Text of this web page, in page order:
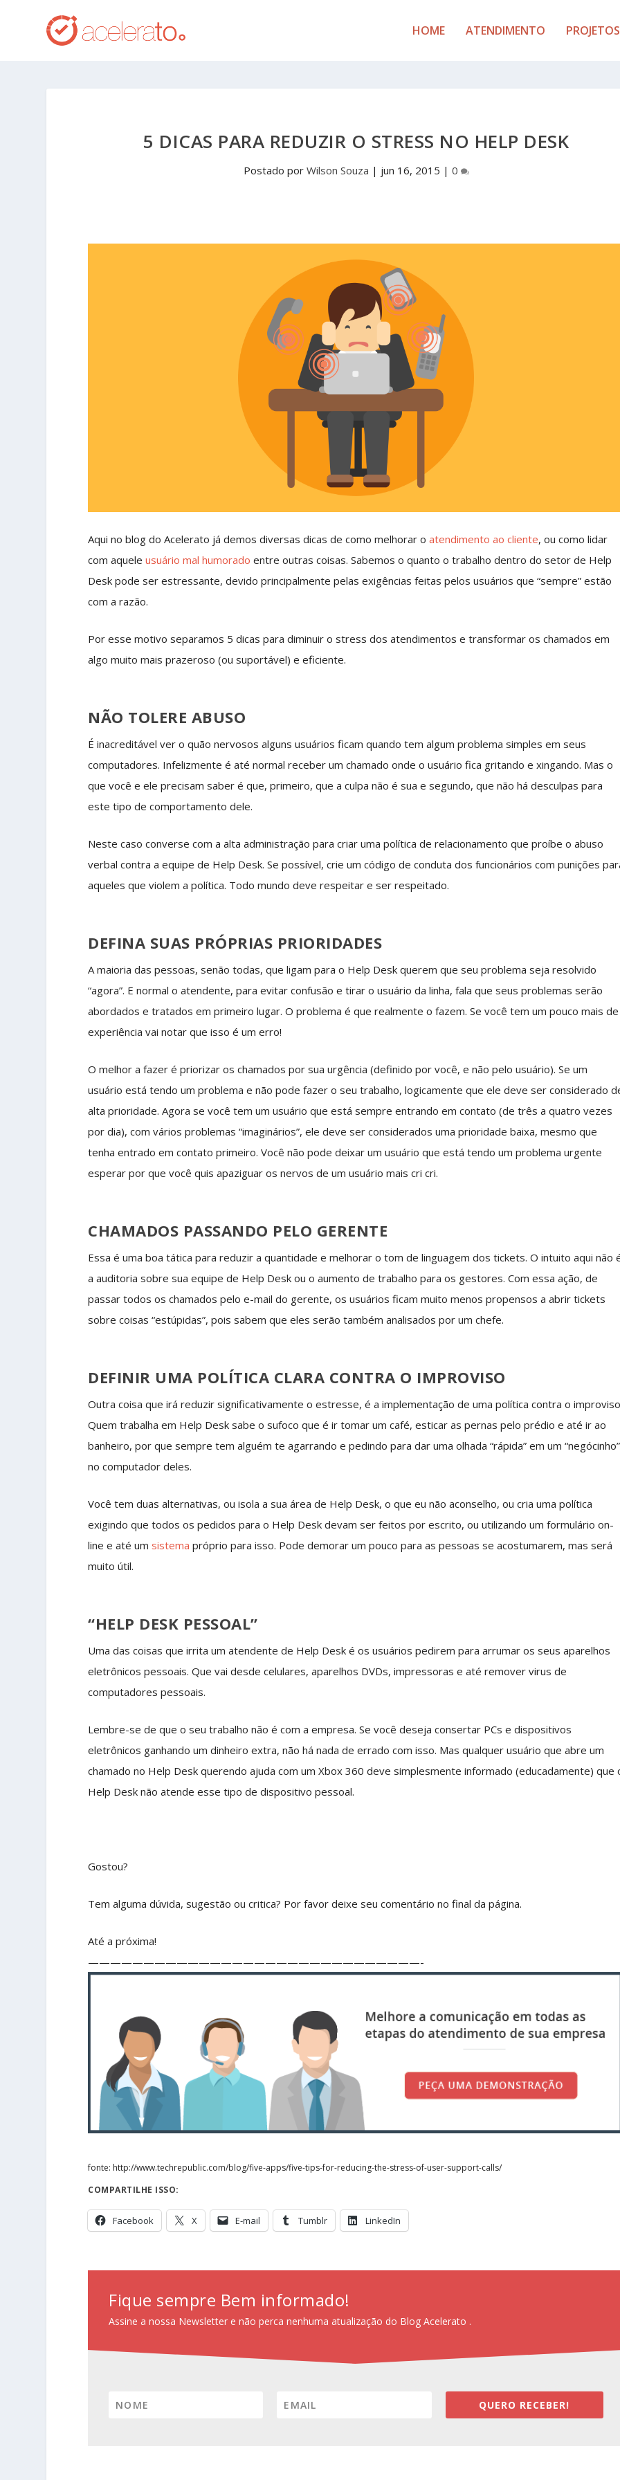
HOME ATENDIMENTO PROJETOS
5 DICAS PARA REDUZIR O STRESS NO HELP DESK
Postado por Wilson Souza | jun 16, 2015 | 0
Aqui no blog do Acelerato já demos diversas dicas de como melhorar oatendimento ao cliente, ou como lidar
com aqueleusuário mal humorado entre outras coisas. Sabemos o quanto o trabalho dentro do setor de Help
Desk pode ser estressante, devido principalmente pelas exigências feitas pelos usuários que “sempre” estão
com a razão.
Por esse motivo separamos 5 dicas para diminuir o stress dos atendimentos e transformar os chamados em
algo muito mais prazeroso (ou suportável) e eficiente.
NÃO TOLERE ABUSO
É inacreditável ver o quão nervosos alguns usuários ficam quando tem algum problema simples em seus
computadores. Infelizmente é até normal receber um chamado onde o usuário fica gritando e xingando. Mas o
que você e ele precisam saber é que, primeiro, que a culpa não é sua e segundo, que não há desculpas para
este tipo de comportamento dele.
Neste caso converse com a alta administração para criar uma política de relacionamento que proíbe o abuso
verbal contra a equipe de Help Desk. Se possível, crie um código de conduta dos funcionários com punições
aqueles que violem a política. Todo mundo deve respeitar e ser respeitado.
DEFINA SUAS PRÓPRIAS PRIORIDADES
A maioria das pessoas, senão todas, que ligam para o Help Desk querem que seu problema seja resolvido
“agora”. E normal o atendente, para evitar confusão e tirar o usuário da linha, fala que seus problemas serão
abordados e tratados em primeiro lugar. O problema é que realmente o fazem. Se você tem um pouco mais de
experiência vai notar que isso é um erro!
O melhor a fazer é priorizar os chamados por sua urgência (definido por você, e não pelo usuário). Se um
usuário está tendo um problema e não pode fazer o seu trabalho, logicamente que ele deve ser considerado
alta prioridade. Agora se você tem um usuário que está sempre entrando em contato (de três a quatro vezes
por dia), com vários problemas “imaginários”, ele deve ser considerados uma prioridade baixa, mesmo que
tenha entrado em contato primeiro. Você não pode deixar um usuário que está tendo um problema urgente
esperar por que você quis apaziguar os nervos de um usuário mais cri cri.
CHAMADOS PASSANDO PELO GERENTE
Essa é uma boa tática para reduzir a quantidade e melhorar o tom de linguagem dos tickets. O intuito aqui não
a auditoria sobre sua equipe de Help Desk ou o aumento de trabalho para os gestores. Com essa ação, de
passar todos os chamados pelo e-mail do gerente, os usuários ficam muito menos propensos a abrir tickets
sobre coisas “estúpidas”, pois sabem que eles serão também analisados por um chefe.
DEFINIR UMA POLÍTICA CLARA CONTRA O IMPROVISO
Outra coisa que irá reduzir significativamente o estresse, é a implementação de uma política contra o
Quem trabalha em Help Desk sabe o sufoco que é ir tomar um café, esticar as pernas pelo prédio e até ir ao
banheiro, por que sempre tem alguém te agarrando e pedindo para dar uma olhada “rápida” em um “negócinho”
no computador deles.
Você tem duas alternativas, ou isola a sua área de Help Desk, o que eu não aconselho, ou cria uma política
exigindo que todos os pedidos para o Help Desk devam ser feitos por escrito, ou utilizando um formulário on-
line e até umsistema próprio para isso. Pode demorar um pouco para as pessoas se acostumarem, mas será
muito útil.
“HELP DESK PESSOAL”
Uma das coisas que irrita um atendente de Help Desk é os usuários pedirem para arrumar os seus aparelhos
eletrônicos pessoais. Que vai desde celulares, aparelhos DVDs, impressoras e até remover virus de
computadores pessoais.
Lembre-se de que o seu trabalho não é com a empresa. Se você deseja consertar PCs e dispositivos
eletrônicos ganhando um dinheiro extra, não há nada de errado com isso. Mas qualquer usuário que abre um
chamado no Help Desk querendo ajuda com um Xbox 360 deve simplesmente informado (educadamente) que
Help Desk não atende esse tipo de dispositivo pessoal.
Gostou?
Tem alguma dúvida, sugestão ou critica? Por favor deixe seu comentário no final da página.
Até a próxima!
——————————————————————————————-
fonte: http://www.techrepublic.com/blog/five-apps/five-tips-for-reducing-the-stress-of-user-support-calls/
COMPARTILHE ISSO:
Facebook X E-mail Tumblr LinkedIn
Fique sempre Bem informado!
Assine a nossa Newsletter e não perca nenhuma atualização do Blog Acelerato .
QUERO RECEBER!